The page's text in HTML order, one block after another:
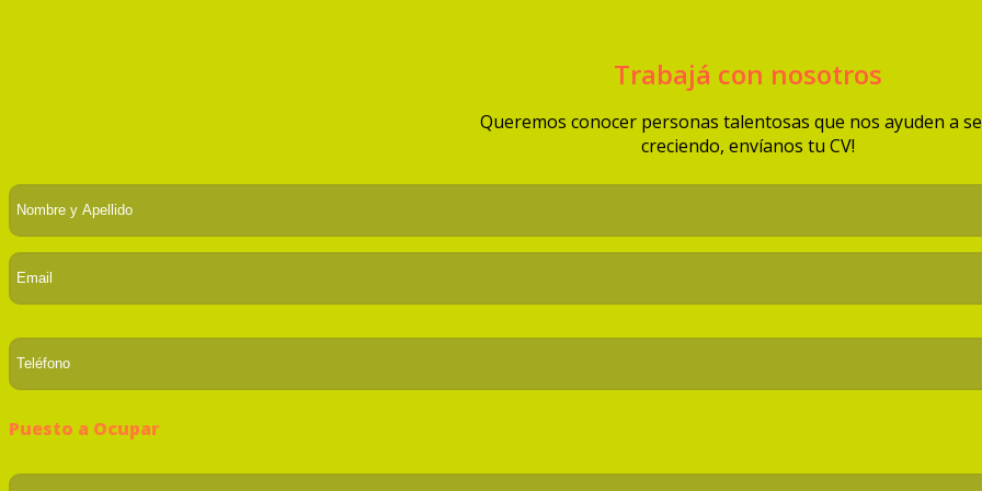
Trabajá con nosotros
Queremos conocer personas talentosas que nos ayuden a
creciendo, envíanos tu CV!
Puesto a Ocupar